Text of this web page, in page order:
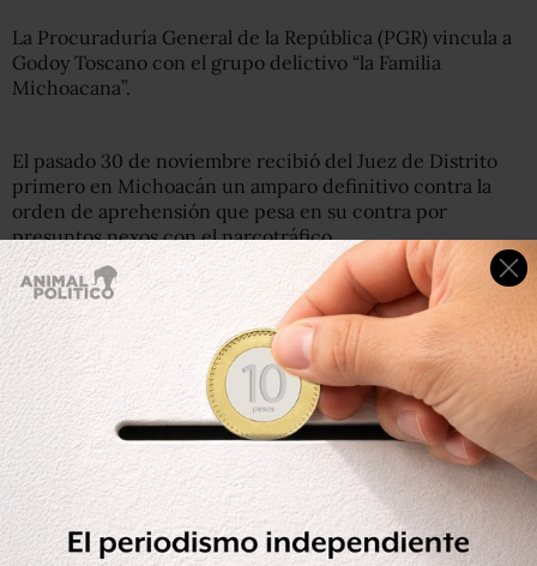
La Procuraduría General de la República (PGR) vincula a
Godoy Toscano con el grupo delictivo “la Familia
Michoacana”.
El pasado 30 de noviembre recibió del Juez de Distrito
primero en Michoacán un amparo definitivo contra la
orden de aprehensión que pesa en su contra por
presuntos nexos con el narcotráfico.
Sin embargo, horas después la PGR informó que sigue
vigente la orden de aprehensión que giró el Juzgado 9 de
Distrito con sede en Jalisco contra Julio César Godoy
Toscano pese al nuevo amparo obtenido por el diputado.